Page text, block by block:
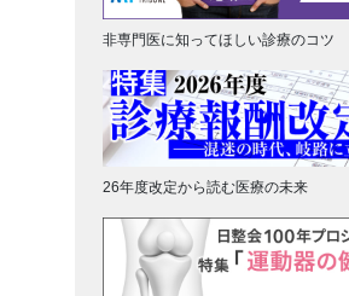
非専門医に知ってほしい診療のコツ
26年度改定から読む医療の未来